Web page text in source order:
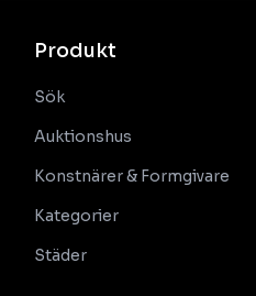
Produkt
Sök
Auktionshus
Konstnärer & Formgivare
Kategorier
Städer